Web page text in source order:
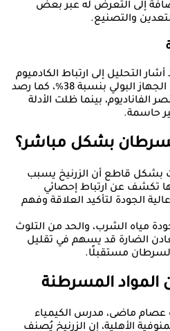
إلى التعرض له عبر بعض
والتصنيع.
أشار التحليل إلى ارتباط الكادميوم
بزيادة خطر الإصابة بسرطانات الجهاز البولي بنسبة 38%، كما رصد
الفاناديوم، بينما ظلت الأدلة
حاسمة.
بشكل مباشر؟
بشكل قاطع أن الزرنيخ يسبب
تكشف عن ارتباط إحصائي
الجودة لتأكيد العلاقة وفهم
مياه الشرب، والحد من التلوث
الضارة قد يسهم في تقليل
مستقبلًا.
المسرطنة
عصام ماضى، مدرس الكيمياء
الأهلية، إن الزرنيخ يُصنف